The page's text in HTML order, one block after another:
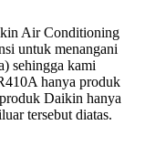
Air Conditioning
untuk menangani
sehingga kami
hanya produk
Daikin hanya
tersebut diatas.